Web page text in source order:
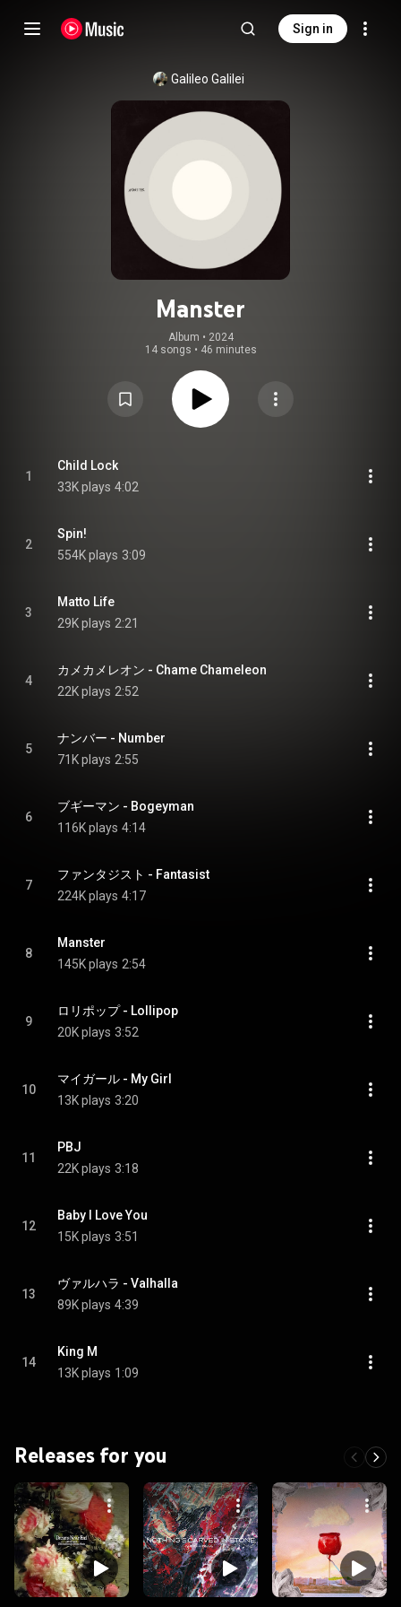
Sign in
Galileo Galilei
Manster
Album • 2024
14 songs • 46 minutes
1
Child Lock
33K plays 4:02
2
Spin!
554K plays 3:09
3
Matto Life
29K plays 2:21
4
カメカメレオン - Chame Chameleon
22K plays 2:52
5
ナンバー - Number
71K plays 2:55
6
ブギーマン - Bogeyman
116K plays 4:14
7
ファンタジスト - Fantasist
224K plays 4:17
8
Manster
145K plays 2:54
9
ロリポップ - Lollipop
20K plays 3:52
10
マイガール - My Girl
13K plays 3:20
11
PBJ
22K plays 3:18
12
Baby I Love You
15K plays 3:51
13
ヴァルハラ - Valhalla
89K plays 4:39
14
King M
13K plays 1:09
Releases for you